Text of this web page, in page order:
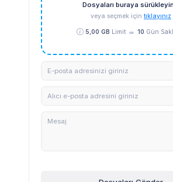
Dosyaları buraya
veya seçmek için tıklayınız
5,00 GB Limit 10 Gün